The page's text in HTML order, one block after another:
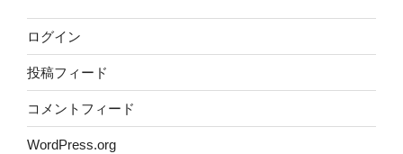
ログイン
投稿フィード
コメントフィード
WordPress.org